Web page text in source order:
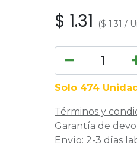
$ 1.31 ($ 1.31 /
Solo 474
Términos y
Garantía de
Envío: 2-3 días